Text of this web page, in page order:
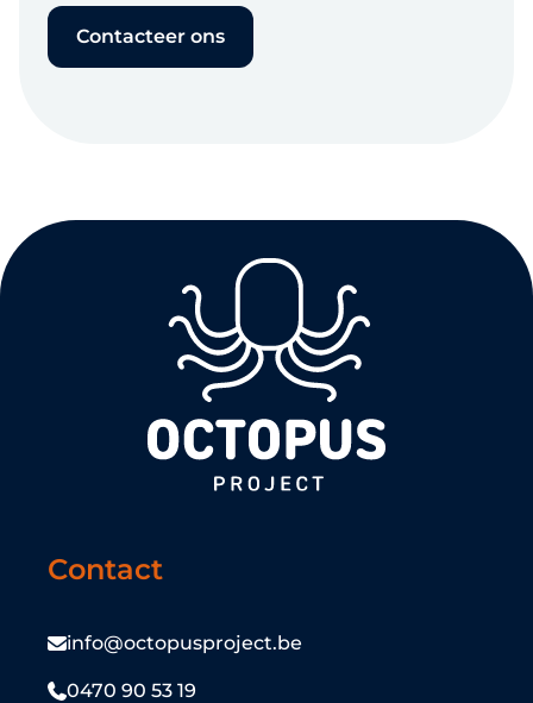
Contacteer ons
Contact
info@octopusproject.be
0470 90 53 19